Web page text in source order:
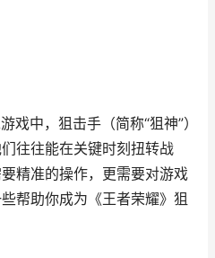
戏中，狙击手（简称“狙神”）
往往能在关键时刻扭转战
精准的操作，更需要对游戏
帮助你成为《王者荣耀》狙